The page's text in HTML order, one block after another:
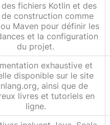
fichiers Kotlin et des
construction comme
Maven pour définir les
et la configuration
du projet.
exhaustive et
disponible sur le site
ainsi que de
livres et tutoriels en
ligne.